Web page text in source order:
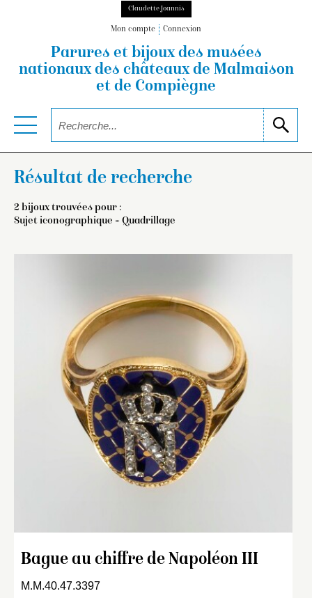
Claudette Joannis
Mon compte Connexion
Parures et bijoux des musées
nationauxdes châteaux de Malmaison
et de Compiègne
Résultat de recherche
2 bijoux trouvées pour :
Sujet iconographique = Quadrillage
Bague au chiffre de Napoléon III
M.M.40.47.3397